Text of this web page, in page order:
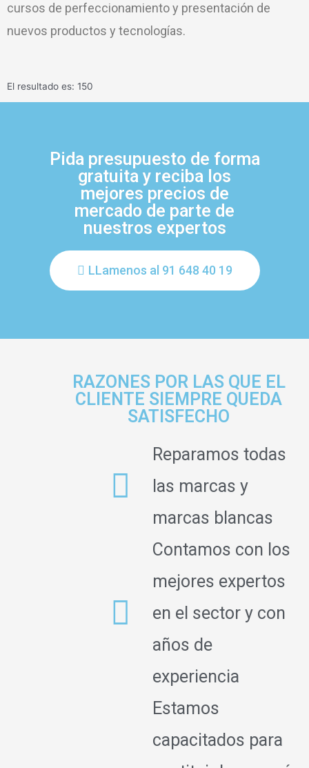
cursos de perfeccionamiento y presentación de
nuevos productos y tecnologías.
El resultado es: 150
Pida presupuesto de forma
gratuita y reciba los
mejores precios de
mercado de parte de
nuestros expertos
LLamenos al 91 648 40 19
RAZONES POR LAS QUE EL
CLIENTE SIEMPRE QUEDA
SATISFECHO
Reparamos todas
las marcas y
marcas blancas
Contamos con los
mejores expertos
en el sector y con
años de
experiencia
Estamos
capacitados para